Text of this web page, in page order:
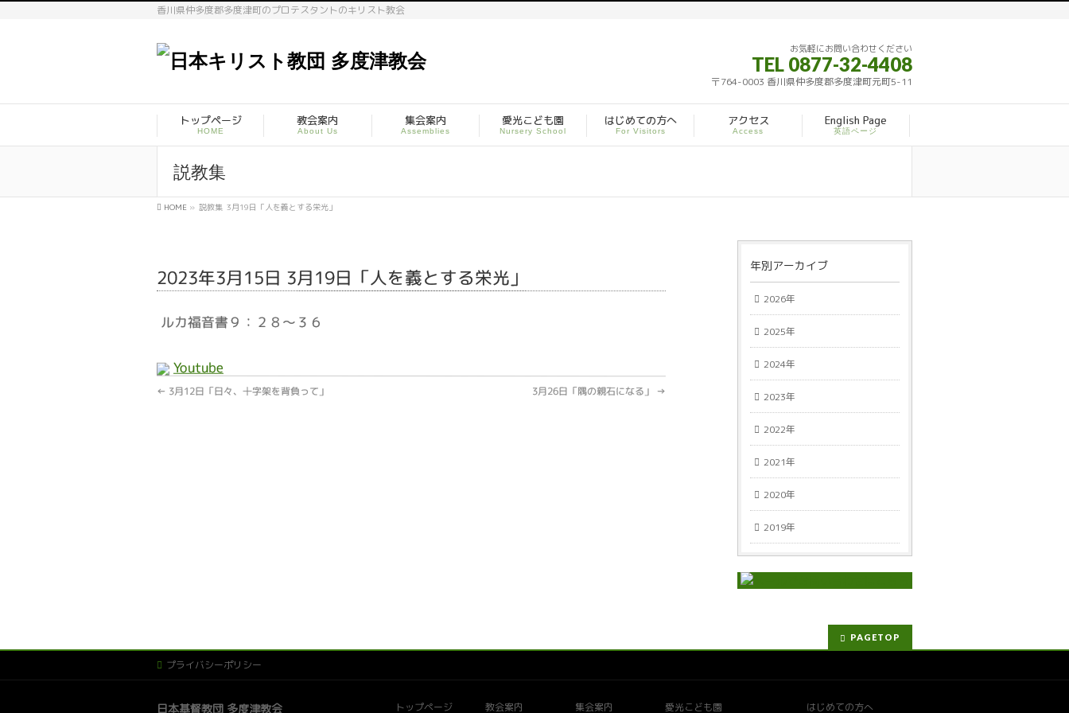
香川県仲多度郡多度津町のプロテスタントのキリスト教会
お気軽にお問い合わせください
TEL 0877-32-4408
〒764-0003 香川県仲多度郡多度津町元町5-11
トップページ
HOME
教会案内
About Us
集会案内
Assemblies
愛光こども園
Nursery School
はじめての方へ
For Visitors
アクセス
Access
English Page
英語ページ
説教集
HOME » 説教集 3月19日「人を義とする栄光」
2023年3月15日 3月19日「人を義とする栄光」
ルカ福音書９：２８～３６
Youtube
← 3月12日「日々、十字架を背負って」 3月26日「隅の親石になる」 →
年別アーカイブ
2026年
2025年
2024年
2023年
2022年
2021年
2020年
2019年
PAGETOP
プライバシーポリシー
日本基督教団 多度津教会 トップページ 教会案内 集会案内 愛光こども園 はじめての方へ